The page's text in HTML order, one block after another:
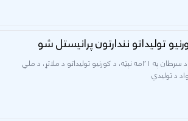
تولیداتو نندارتون پرانیستل شو
نن له غرمې مخکې، د ۱۴۰۵ هـ.ش. کال د سرطان په ۲۱مه نېټه، د کورنیو تولیداتو د ملاتړ، د ملي
د تولیدي